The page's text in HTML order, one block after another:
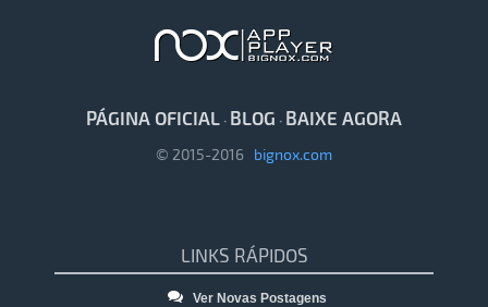
PÁGINA OFICIAL · BLOG · BAIXE AGORA
© 2015-2016 bignox.com
LINKS RÁPIDOS
Ver Novas Postagens